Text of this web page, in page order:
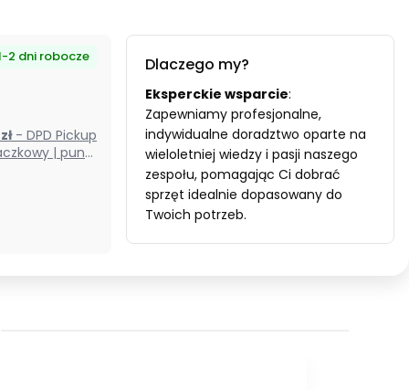
2 dni robocze
- DPD Pickup
| punkt
Dlaczego my?
Eksperckie wsparcie:
Zapewniamy profesjonalne,
indywidualne doradztwo oparte na
wieloletniej wiedzy i pasji naszego
zespołu, pomagając Ci dobrać
sprzęt idealnie dopasowany do
Twoich potrzeb.